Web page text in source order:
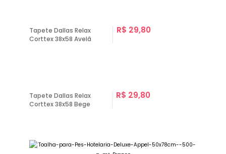
Tapete Dallas Relax
Corttex 38x58 Avelã
R$ 29,80
Tapete Dallas Relax
Corttex 38x58 Bege
R$ 29,80